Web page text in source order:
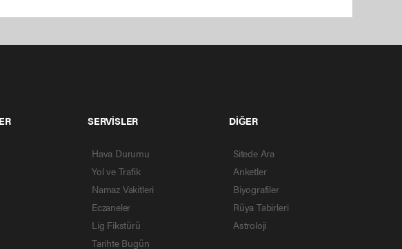
SERVİSLER
Hava Durumu
Yol ve Trafik
Namaz Vakitleri
Eczaneler
Lig Fikstürü
Tarihte Bugün
DİĞER
Sitede Ara
Anketler
Biyografiler
Rüya Tabirleri
Astroloji